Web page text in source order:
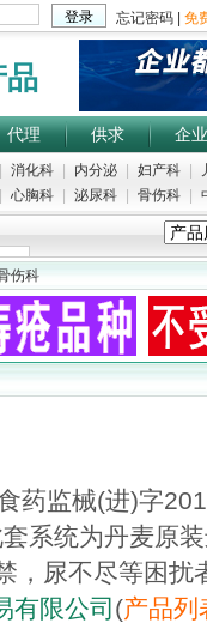
品
代理 供求 企业
消化科 内分泌 妇产科
心胸科 泌尿科 骨伤科
伤科
食药监械(进)
系统为丹麦原
，尿不尽等困扰
有限公司 (产品列